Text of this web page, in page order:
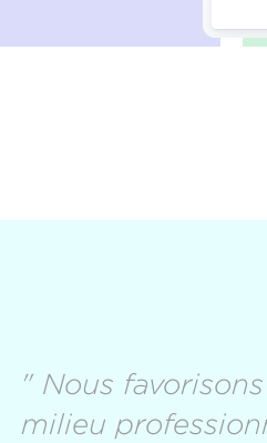
" Nous
milieu